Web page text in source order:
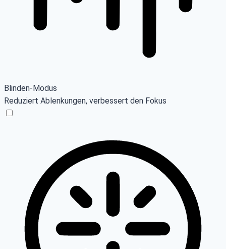
Blinden-Modus
Reduziert Ablenkungen, verbessert den Fokus